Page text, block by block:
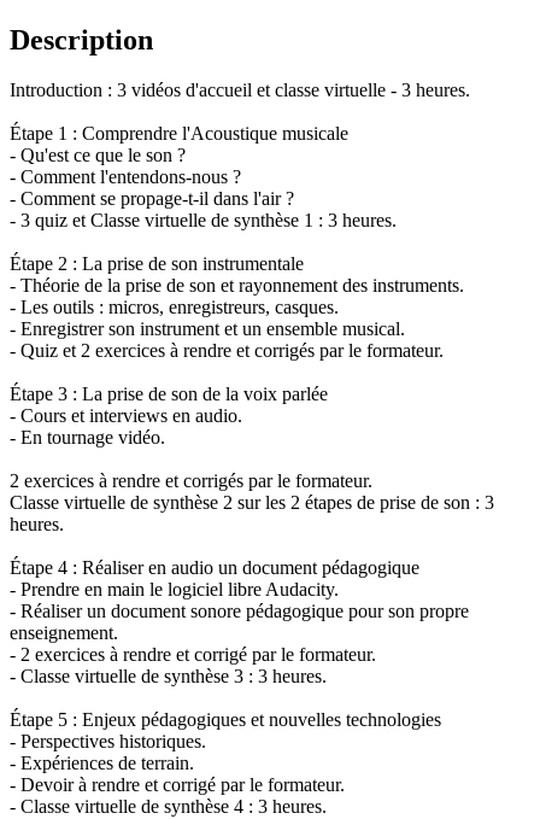
Description
Introduction : 3 vidéos d'accueil et classe virtuelle - 3 heures.
Étape 1 : Comprendre l'Acoustique musicale
- Qu'est ce que le son ?
- Comment l'entendons-nous ?
- Comment se propage-t-il dans l'air ?
- 3 quiz et Classe virtuelle de synthèse 1 : 3 heures.
Étape 2 : La prise de son instrumentale
- Théorie de la prise de son et rayonnement des instruments.
- Les outils : micros, enregistreurs, casques.
- Enregistrer son instrument et un ensemble musical.
- Quiz et 2 exercices à rendre et corrigés par le formateur.
Étape 3 : La prise de son de la voix parlée
- Cours et interviews en audio.
- En tournage vidéo.
2 exercices à rendre et corrigés par le formateur.
Classe virtuelle de synthèse 2 sur les 2 étapes de prise de son : 3
heures.
Étape 4 : Réaliser en audio un document pédagogique
- Prendre en main le logiciel libre Audacity.
- Réaliser un document sonore pédagogique pour son propre
enseignement.
- 2 exercices à rendre et corrigé par le formateur.
- Classe virtuelle de synthèse 3 : 3 heures.
Étape 5 : Enjeux pédagogiques et nouvelles technologies
- Perspectives historiques.
- Expériences de terrain.
- Devoir à rendre et corrigé par le formateur.
- Classe virtuelle de synthèse 4 : 3 heures.